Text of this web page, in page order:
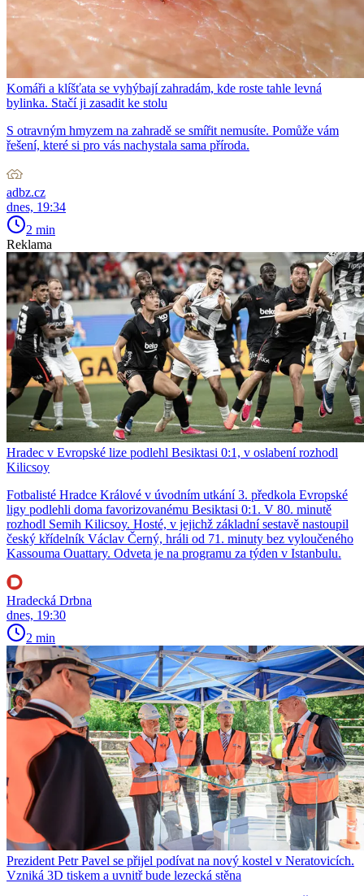
Komáři a klíšťata se vyhýbají zahradám, kde roste tahle levná
bylinka. Stačí ji zasadit ke stolu
S otravným hmyzem na zahradě se smířit nemusíte. Pomůže vám
řešení, které si pro vás nachystala sama příroda.
adbz.cz
dnes, 19:34
2 min
Reklama
Hradec v Evropské lize podlehl Besiktasi 0:1, v oslabení rozhodl
Kilicsoy
Fotbalisté Hradce Králové v úvodním utkání 3. předkola Evropské
ligy podlehli doma favorizovanému Besiktasi 0:1. V 80. minutě
rozhodl Semih Kilicsoy. Hosté, v jejichž základní sestavě nastoupil
český křídelník Václav Černý, hráli od 71. minuty bez vyloučeného
Kassouma Ouattary. Odveta je na programu za týden v Istanbulu.
Hradecká Drbna
dnes, 19:30
2 min
Prezident Petr Pavel se přijel podívat na nový kostel v Neratovicích.
Vzniká 3D tiskem a uvnitř bude lezecká stěna